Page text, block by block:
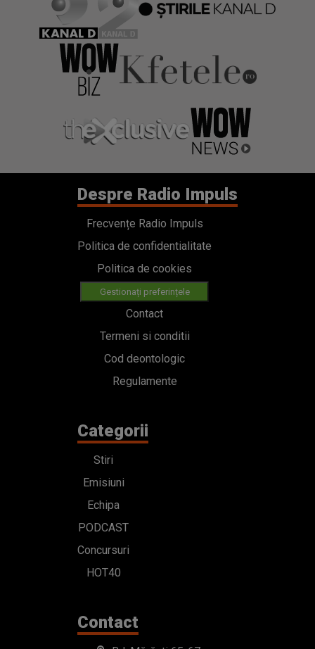
Despre Radio Impuls
Frecvențe Radio Impuls
Politica de confidentialitate
Politica de cookies
Gestionați preferințele
Contact
Termeni si conditii
Cod deontologic
Regulamente
Categorii
Stiri
Emisiuni
Echipa
PODCAST
Concursuri
HOT40
Contact